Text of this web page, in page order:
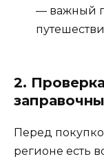
— важный
2.
Перед
регионе есть